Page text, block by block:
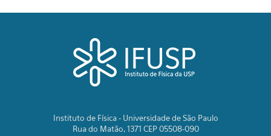
Instituto de Física - Universidade de São Paulo
Rua do Matão, 1371 CEP 05508-090